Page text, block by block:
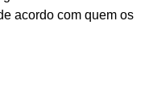
acordo com quem os